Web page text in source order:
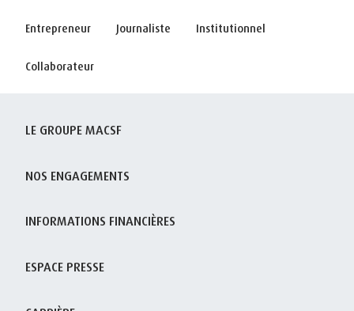
Entrepreneur Journaliste Institutionnel
Collaborateur
LE GROUPE MACSF
NOS ENGAGEMENTS
INFORMATIONS FINANCIÈRES
ESPACE PRESSE